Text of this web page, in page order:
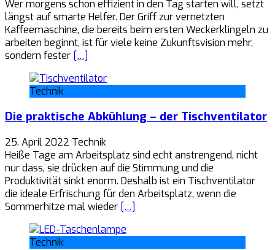
Wer morgens schon effizient in den Tag starten will, setzt
längst auf smarte Helfer. Der Griff zur vernetzten
Kaffeemaschine, die bereits beim ersten Weckerklingeln zu
arbeiten beginnt, ist für viele keine Zukunftsvision mehr,
sondern fester […]
Technik
Die praktische Abkühlung – der Tischventilator
25. April 2022 Technik
Heiße Tage am Arbeitsplatz sind echt anstrengend, nicht
nur dass, sie drücken auf die Stimmung und die
Produktivität sinkt enorm. Deshalb ist ein Tischventilator
die ideale Erfrischung für den Arbeitsplatz, wenn die
Sommerhitze mal wieder […]
Technik